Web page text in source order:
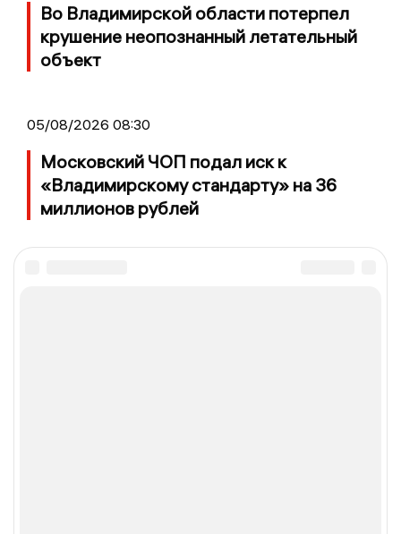
Во Владимирской области потерпел
крушение неопознанный летательный
объект
05/08/2026 08:30
Московский ЧОП подал иск к
«Владимирскому стандарту» на 36
миллионов рублей